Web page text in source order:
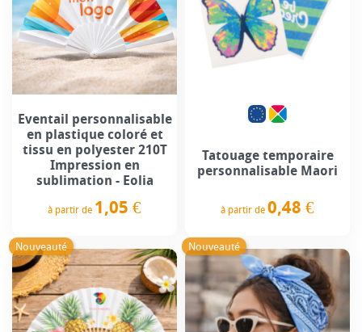
Eventail personnalisable
en plastique coloré et
tissu en polyester 210T
Impression en
sublimation - Eolia
à partir de 1,05 €
Tatouage temporaire
personnalisable Maori
à partir de 0,48 €
Nouveauté Nouveauté